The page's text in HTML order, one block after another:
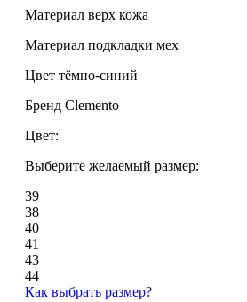
Материал верх кожа
Материал подкладки мех
Цвет тёмно-синий
Бренд Clemento
Цвет:
Выберите желаемый размер:
39
38
40
41
43
44
Как выбрать размер?